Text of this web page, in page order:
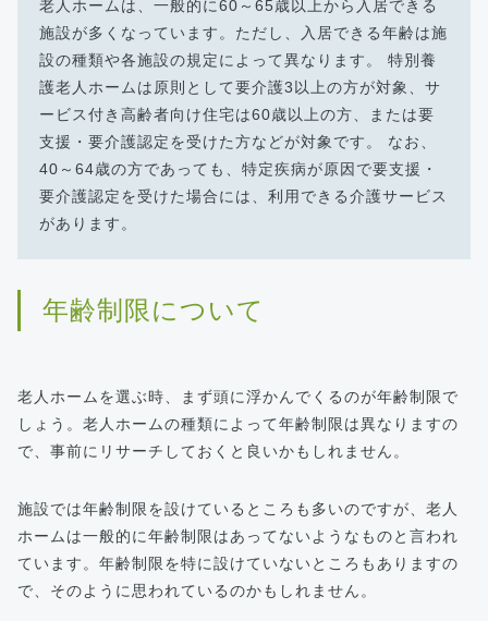
老人ホームは、一般的に60～65歳以上から入居できる
施設が多くなっています。ただし、入居できる年齢は施
設の種類や各施設の規定によって異なります。 特別養
護老人ホームは原則として要介護3以上の方が対象、サ
ービス付き高齢者向け住宅は60歳以上の方、または要
支援・要介護認定を受けた方などが対象です。 なお、
40～64歳の方であっても、特定疾病が原因で要支援・
要介護認定を受けた場合には、利用できる介護サービス
があります。
年齢制限について
老人ホームを選ぶ時、まず頭に浮かんでくるのが年齢制限で
しょう。老人ホームの種類によって年齢制限は異なりますの
で、事前にリサーチしておくと良いかもしれません。
施設では年齢制限を設けているところも多いのですが、老人
ホームは一般的に年齢制限はあってないようなものと言われ
ています。年齢制限を特に設けていないところもありますの
で、そのように思われているのかもしれません。